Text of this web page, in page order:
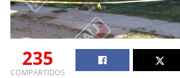
235
COMPARTIDOS